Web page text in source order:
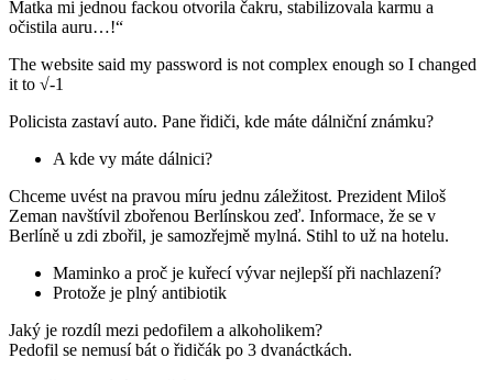
Matka mi jednou fackou otvorila čakru, stabilizovala karmu a
očistila auru…!“
The website said my password is not complex enough so I changed
it to √-1
Policista zastaví auto. Pane řidiči, kde máte dálniční známku?
A kde vy máte dálnici?
Chceme uvést na pravou míru jednu záležitost. Prezident Miloš
Zeman navštívil zbořenou Berlínskou zeď. Informace, že se v
Berlíně u zdi zbořil, je samozřejmě mylná. Stihl to už na hotelu.
Maminko a proč je kuřecí vývar nejlepší při nachlazení?
Protože je plný antibiotik
Jaký je rozdíl mezi pedofilem a alkoholikem?
Pedofil se nemusí bát o řidičák po 3 dvanáctkách.